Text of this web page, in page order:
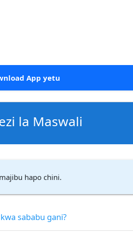
App yetu
la Maswali
hapo chini.
sababu gani?